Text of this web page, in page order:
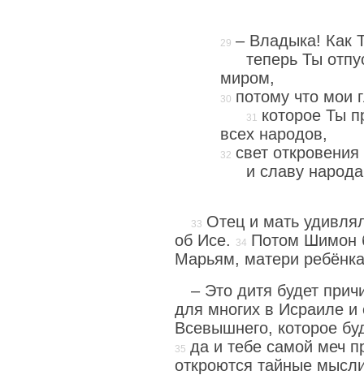
– Владыка! Как
теперь Ты
миром,
потому что мои
которое Ты
всех народов,
свет
и славу
Отец и мать
об Исе.
Потом Шимон
Марьям, матери
– Это дитя будет
для многих в Исраиле и
Всевышнего, которое
да и тебе самой меч
откроются тайные